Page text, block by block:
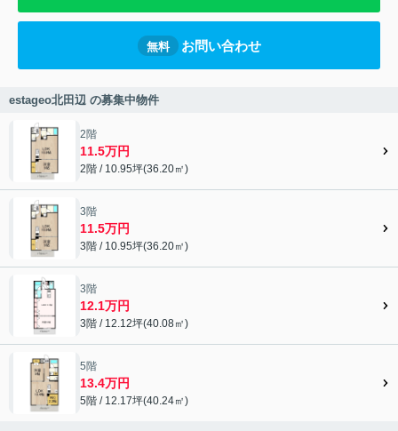
無料 お問い合わせ
estageo北田辺 の募集中物件
2階
11.5万円
2階 / 10.95坪(36.20㎡)
3階
11.5万円
3階 / 10.95坪(36.20㎡)
3階
12.1万円
3階 / 12.12坪(40.08㎡)
5階
13.4万円
5階 / 12.17坪(40.24㎡)